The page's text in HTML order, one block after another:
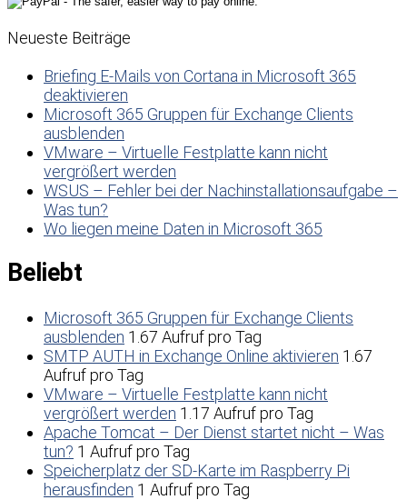
Neueste Beiträge
Briefing E-Mails von Cortana in Microsoft 365
deaktivieren
Microsoft 365 Gruppen für Exchange Clients
ausblenden
VMware – Virtuelle Festplatte kann nicht
vergrößert werden
WSUS – Fehler bei der Nachinstallationsaufgabe –
Was tun?
Wo liegen meine Daten in Microsoft 365
Beliebt
Microsoft 365 Gruppen für Exchange Clients
ausblenden 1.67 Aufruf pro Tag
SMTP AUTH in Exchange Online aktivieren 1.67
Aufruf pro Tag
VMware – Virtuelle Festplatte kann nicht
vergrößert werden 1.17 Aufruf pro Tag
Apache Tomcat – Der Dienst startet nicht – Was
tun? 1 Aufruf pro Tag
Speicherplatz der SD-Karte im Raspberry Pi
herausfinden 1 Aufruf pro Tag